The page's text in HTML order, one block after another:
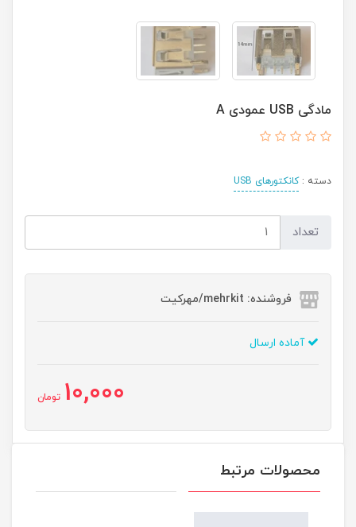
مادگی USB عمودی A
دسته :کانکتورهای USB
تعداد
فروشنده: mehrkit/مهرکیت
آماده ارسال
10,000 تومان
محصولات مرتبط